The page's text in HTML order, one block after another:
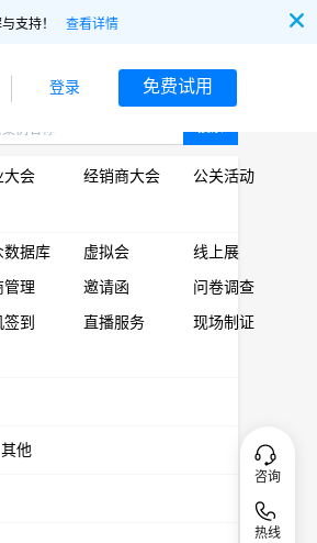
支持！ 查看详情
登录 免费试用
大会 经销商大会
公关活动
数据库 虚拟会
线上展
管理 邀请函
问卷调查
到 直播服务
现场制证
其他
咨询
热线